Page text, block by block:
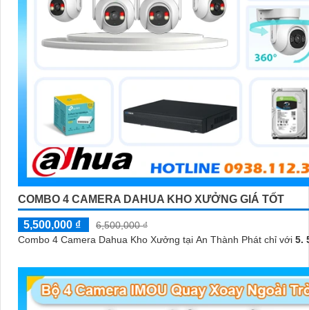
COMBO 4 CAMERA DAHUA KHO XƯỞNG GIÁ TỐT
5,500,000 ₫
6,500,000 ₫
Combo 4 Camera Dahua Kho Xưởng tại An Thành Phát chỉ với 5.